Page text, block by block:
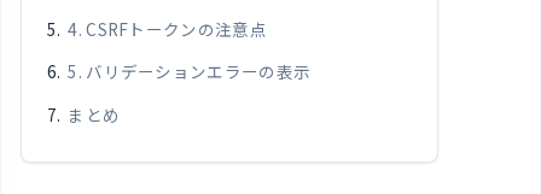
4. CSRFトークンの注意点
5. バリデーションエラーの表示
まとめ